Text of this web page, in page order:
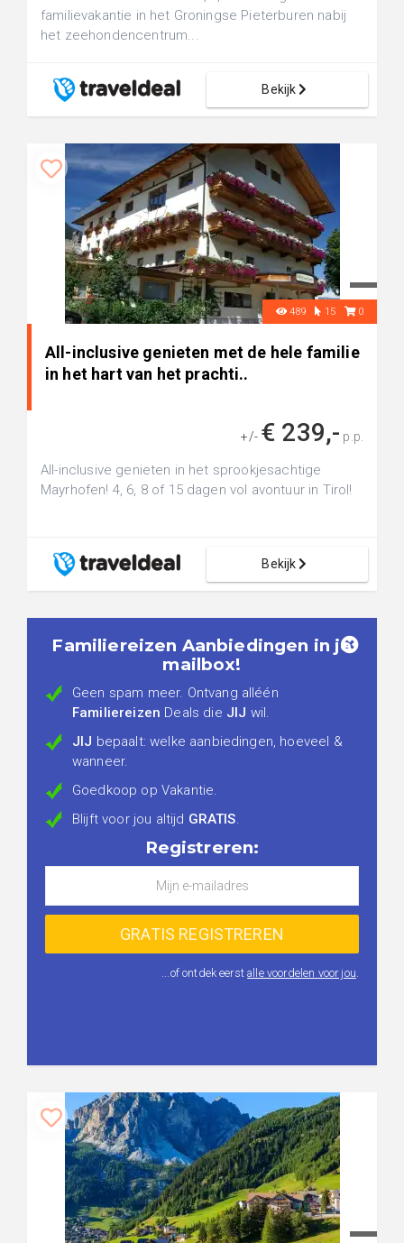
familievakantie in het Groningse Pieterburen nabij
het zeehondencentrum...
Bekijk
489 15 0
All-inclusive genieten met de hele familie
in het hart van het prachti..
+/- € 239,- p.p.
All-inclusive genieten in het sprookjesachtige
Mayrhofen! 4, 6, 8 of 15 dagen vol avontuur in Tirol!
Bekijk
Familiereizen Aanbiedingen in je
mailbox!
Geen spam meer. Ontvang alléén
Familiereizen Deals die JIJ wil.
JIJ bepaalt: welke aanbiedingen, hoeveel &
wanneer.
Goedkoop op Vakantie.
Blijft voor jou altijd GRATIS.
Registreren:
...of ontdek eerstalle voordelen voor jou.